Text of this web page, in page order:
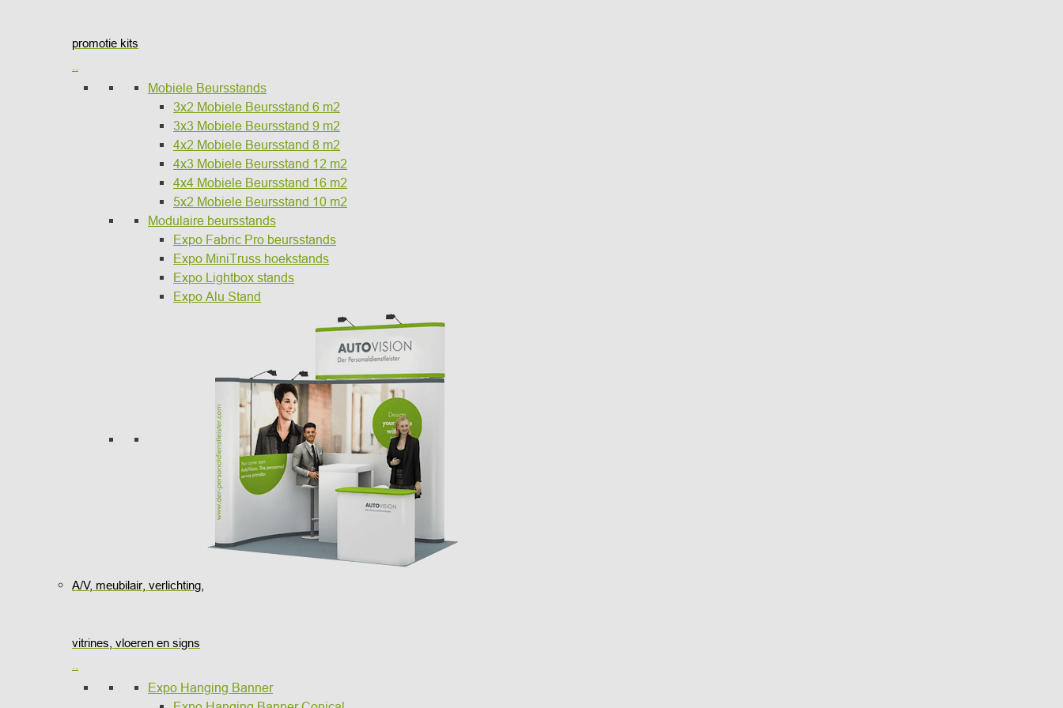
promotie kits
Mobiele Beursstands
3x2 Mobiele Beursstand 6 m2
3x3 Mobiele Beursstand 9 m2
4x2 Mobiele Beursstand 8 m2
4x3 Mobiele Beursstand 12 m2
4x4 Mobiele Beursstand 16 m2
5x2 Mobiele Beursstand 10 m2
Modulaire beursstands
Expo Fabric Pro beursstands
Expo MiniTruss hoekstands
Expo Lightbox stands
Expo Alu Stand
A/V, meubilair, verlichting,
vitrines, vloeren en signs
Expo Hanging Banner